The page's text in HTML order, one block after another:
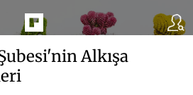
Alkışa